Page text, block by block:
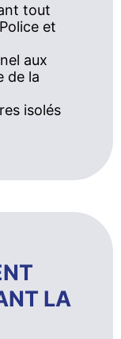
tout
et
aux
de la
isolés
LA